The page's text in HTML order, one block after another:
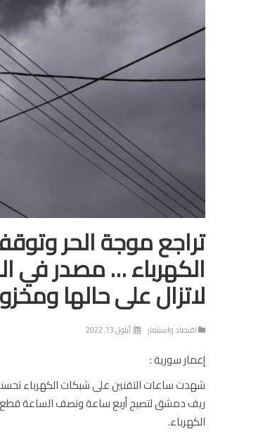
تراجع موجة الحر
الكهرباء … مصدر في
لاتزال على حالها
اقتصاد واستثمار أيلول 13, 2022
إعمار سورية :
شهدت ساعات التقنين على شبكات الكهرباء
ريف دمشق لتصبح أربع ساعة ونصف الساعة قطع
الكهرباء.